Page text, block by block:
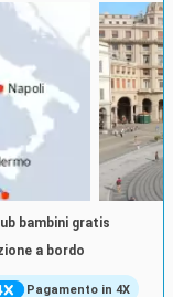
Pagamento in 4X
bambini gratis
a bordo